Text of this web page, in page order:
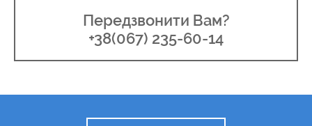
Передзвонити Вам?
+38(067) 235-60-14